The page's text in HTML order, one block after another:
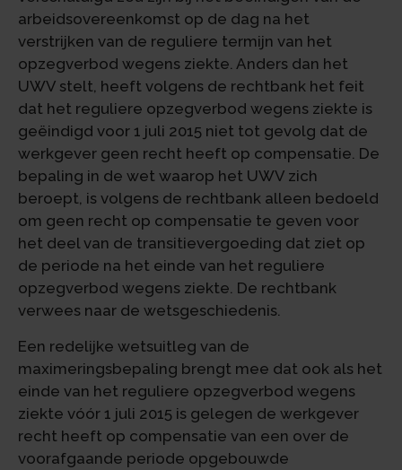
arbeidsovereenkomst op de dag na het
verstrijken van de reguliere termijn van het
opzegverbod wegens ziekte. Anders dan het
UWV stelt, heeft volgens de rechtbank het feit
dat het reguliere opzegverbod wegens ziekte is
geëindigd voor 1 juli 2015 niet tot gevolg dat de
werkgever geen recht heeft op compensatie. De
bepaling in de wet waarop het UWV zich
beroept, is volgens de rechtbank alleen bedoeld
om geen recht op compensatie te geven voor
het deel van de transitievergoeding dat ziet op
de periode na het einde van het reguliere
opzegverbod wegens ziekte. De rechtbank
verwees naar de wetsgeschiedenis.
Een redelijke wetsuitleg van de
maximeringsbepaling brengt mee dat ook als het
einde van het reguliere opzegverbod wegens
ziekte vóór 1 juli 2015 is gelegen de werkgever
recht heeft op compensatie van een over de
voorafgaande periode opgebouwde